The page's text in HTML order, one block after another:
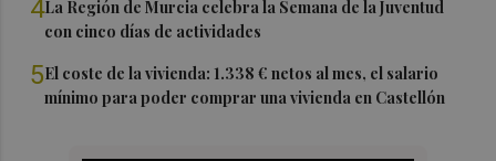
4La Región de Murcia celebra la Semana de la Juventud
con cinco días de actividades
5El coste de la vivienda: 1.338 € netos al mes, el salario
mínimo para poder comprar una vivienda en Castellón